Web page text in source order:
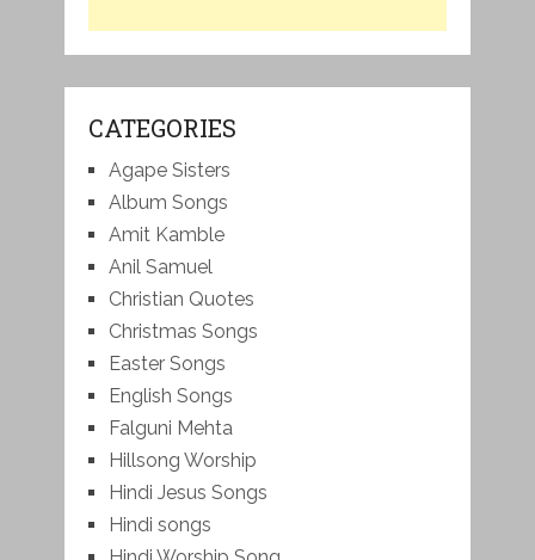
CATEGORIES
Agape Sisters
Album Songs
Amit Kamble
Anil Samuel
Christian Quotes
Christmas Songs
Easter Songs
English Songs
Falguni Mehta
Hillsong Worship
Hindi Jesus Songs
Hindi songs